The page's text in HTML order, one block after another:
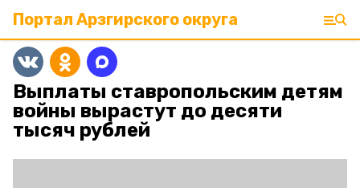
Портал Арзгирского округа
Выплаты ставропольским детям
войны вырастут до десяти
тысяч рублей